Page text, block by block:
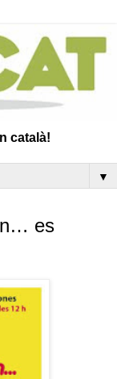
català!
▼
es